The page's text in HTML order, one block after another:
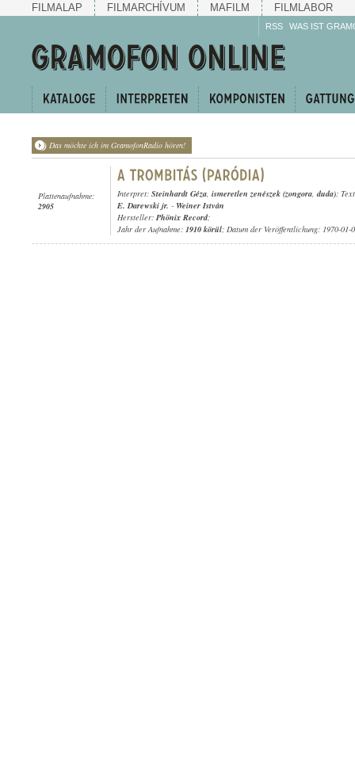
FILMALAP FILMARCHÍVUM MAFILM FILMLABOR
RSS WAS IST
Das möchte ich im GramofonRadio hören!
Plattenaufnahme:
2905
Interpret: Steinhardt Géza, ismeretlen zenészek (zongora,duda);
E. Darewski jr. - Weiner István
Hersteller: Phönix Record;
Jahr der Aufnahme: 1910 körül; Datum der Veröffentlichung: 1970-01-